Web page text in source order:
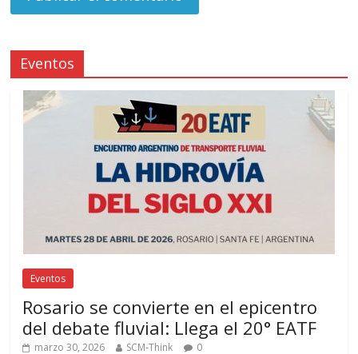
Eventos
Eventos
Rosario se convierte en el epicentro
del debate fluvial: Llega el 20° EATF
marzo 30, 2026 SCM-Think 0